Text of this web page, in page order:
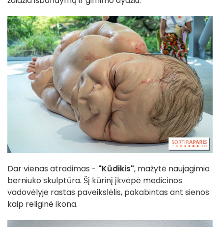
Dar vienas atradimas - "Kūdikis", mažytė naujagimio
berniuko skulptūra. Šį kūrinį įkvėpė medicinos
vadovėlyje rastas paveikslėlis, pakabintas ant sienos
kaip religinė ikona.